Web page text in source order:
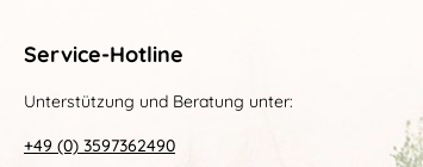
Service-Hotline
Unterstützung und Beratung unter:
+49 (0) 3597362490